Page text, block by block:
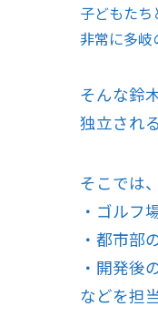
子どもたち
非常に多岐
そんな鈴
独立され
そこでは、
・ゴルフ
・都市部
・開発後
などを担